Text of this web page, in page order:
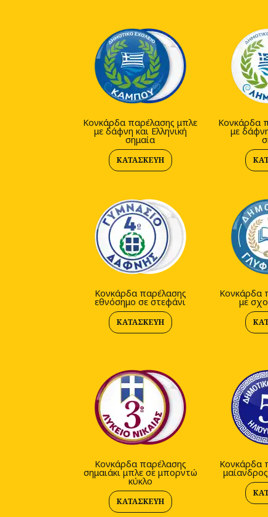
Κονκάρδα παρέλασης μπλε
με δάφνη και Ελληνική
σημαία
ΚΑΤΑΣΚΕΥΉ
Κονκάρδα
με
Κονκάρδα παρέλασης
εθνόσημο σε στεφάνι
ΚΑΤΑΣΚΕΥΉ
Κονκάρδα
με
Κονκάρδα παρέλασης
σημαιάκι μπλε σε μπορντώ
κύκλο
ΚΑΤΑΣΚΕΥΉ
Κονκάρδα